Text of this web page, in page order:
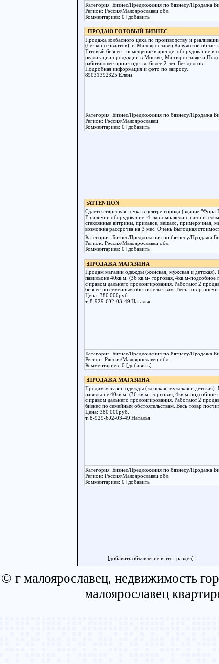
Категория: Бизнес/Предложения по бизнесу/Продажа
Регион: Россия/Малоярославец обл.
Комментариев: 0 [добавить]
::ПРОДАЮ ГОТОВЫЙ БИЗНЕС
Продажа колбасного цеха по производству и
(без консервантов). г. Малоярославец Калужской
Готовый бизнес : помещение в аренде, оборудование в
реализации продукции в Москве, Малоярославце и
работающее производство более 2 лет. Без долгов.
Подробная информация и фото по запросу.
89031392325 Елена
Категория: Бизнес/Предложения по бизнесу/Продажа
Регион: Россия/Малоярославец
Комментариев: 0 [добавить]
::ATTENTION
Сдается торговая точка в центре города (здание "Фора
В наличии оборудование: 4 экономпанели с
стеклянные витрины, прилавок, вешало, примерочная,
возможна рассрочка на 3 мес. Очень Выгодная
Категория: Бизнес/Предложения по бизнесу/Продажа
Регион: Россия/Малоярославец обл.
Комментариев: 0 [добавить]
::ПРОДАЖА МАГАЗИНА
Продам магазин одежды (женская, мужская и детская).
павильоне 40кв.м. (36 кв.м- торговая, 4кв.м-
с правом дальнего пролонгирования. Работают 2
бизнес по семейным обстоятельствам. Весь товар
Цена: 380 000руб.
т. 8-929-602-03-49 Наталья
Категория: Бизнес/Предложения по бизнесу/Продажа
Регион: Россия/Малоярославец обл.
Комментариев: 0 [добавить]
::ПРОДАЖА МАГАЗИНА
Продам магазин одежды (женская, мужская и детская).
павильоне 40кв.м. (36 кв.м- торговая, 4кв.м-
с правом дальнего пролонгирования. Работают 2
бизнес по семейным обстоятельствам. Весь товар
Цена: 380 000руб.
т. 8-929-602-03-49 Наталья
Категория: Бизнес/Предложения по бизнесу/Продажа
Регион: Россия/Малоярославец обл.
Комментариев: 0 [добавить]
[добавить объявление в этот раздел]
© г малоярославец, недвижимость
малоярославец